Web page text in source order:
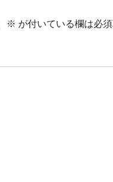
※ が付いている欄は必